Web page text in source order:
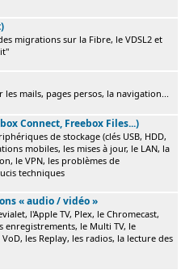
migrations sur la Fibre, le VDSL2 et
mails, pages persos, la navigation...
Connect, Freebox Files...)
de stockage (clés USB, HDD,
mobiles, les mises à jour, le LAN, la
le VPN, les problèmes de
techniques
« audio / vidéo »
l'Apple TV, Plex, le Chromecast,
enregistrements, le Multi TV, le
les Replay, les radios, la lecture des